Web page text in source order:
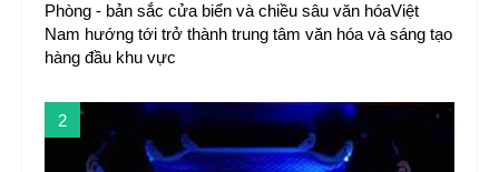
Phòng - bản sắc cửa biển và chiều sâu văn hóaViệt
Nam hướng tới trở thành trung tâm văn hóa và sáng tạo
hàng đầu khu vực
2